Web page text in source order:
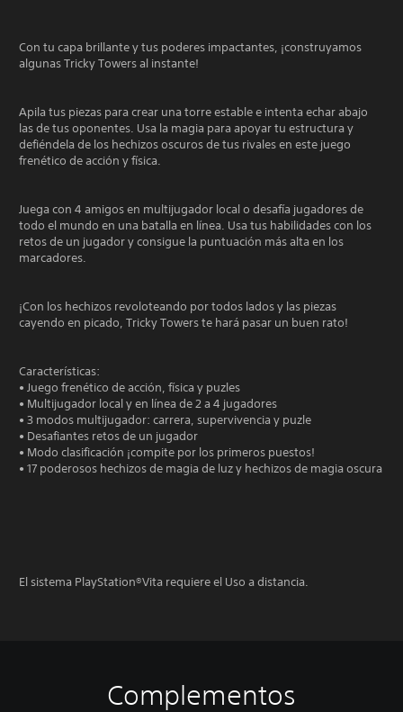
Con tu capa brillante y tus poderes impactantes, ¡construyamos
algunas Tricky Towers al instante!
Apila tus piezas para crear una torre estable e intenta echar abajo
las de tus oponentes. Usa la magia para apoyar tu estructura y
defiéndela de los hechizos oscuros de tus rivales en este juego
frenético de acción y física.
Juega con 4 amigos en multijugador local o desafía jugadores de
todo el mundo en una batalla en línea. Usa tus habilidades con los
retos de un jugador y consigue la puntuación más alta en los
marcadores.
¡Con los hechizos revoloteando por todos lados y las piezas
cayendo en picado, Tricky Towers te hará pasar un buen rato!
Características:
• Juego frenético de acción, física y puzles
• Multijugador local y en línea de 2 a 4 jugadores
• 3 modos multijugador: carrera, supervivencia y puzle
• Desafiantes retos de un jugador
• Modo clasificación ¡compite por los primeros puestos!
• 17 poderosos hechizos de magia de luz y hechizos de magia oscura
El sistema PlayStation®Vita requiere el Uso a distancia.
Complementos